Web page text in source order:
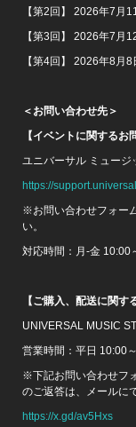
【第2回】 2026年7月
【第3回】 2026年7月
【第4回】 2026年8月
＜お問い合わせ先＞
【イベントに関するお
ユニバーサル ミュー
https://
※お問い合わせフォー
い。
対応時間：月-金
【ご購入、配送に関す
UNIVERSAL MUSIC
営業時間：平日 10:00
※下記お問い合わせフ
のご返答は、メールに
https://x.gd/av5Hxs